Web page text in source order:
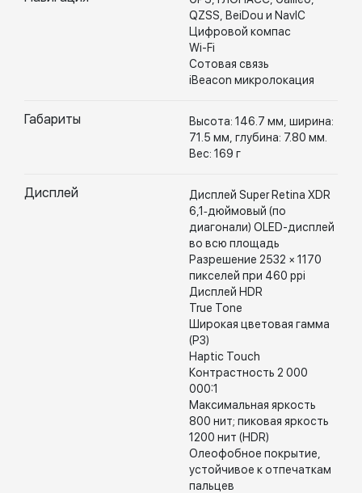
QZSS, BeiDou и NavIC
Цифровой компас
Wi-Fi
Сотовая связь
iBeacon микролокация
Габариты
Высота: 146.7 мм, ширина:
71.5 мм, глубина: 7.80 мм.
Вес: 169 г
Дисплей
Дисплей Super Retina XDR
6,1‑дюймовый (по
диагонали) OLED-дисплей
во всю площадь
Разрешение 2532 × 1170
пикселей при 460 ppi
Дисплей HDR
True Tone
Широкая цветовая гамма
(P3)
Haptic Touch
Контрастность 2 000
000:1
Максимальная яркость
800 нит; пиковая яркость
1200 нит (HDR)
Олеофобное покрытие,
устойчивое к отпечаткам
пальцев